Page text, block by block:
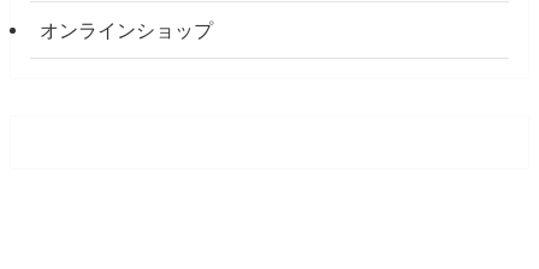
オンラインショップ